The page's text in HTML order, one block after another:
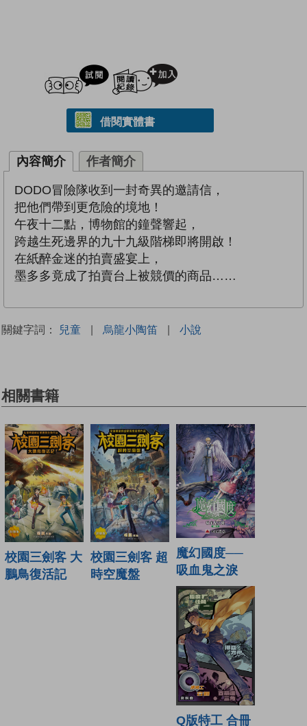
試閲
借閱實體書
內容簡介 作者簡介
DODO冒險隊收到一封奇異的邀請信，
把他們帶到更危險的境地！
午夜十二點，博物館的鐘聲響起，
跨越生死邊界的九十九級階梯即將開啟！
在紙醉金迷的拍賣盛宴上，
墨多多竟成了拍賣台上被競價的商品……
關鍵字詞： 兒童 | 烏龍小陶笛 | 小說
相關書籍
校園三劍客 大
鵬鳥復活記
校園三劍客 超
時空魔盤
魔幻國度──
吸血鬼之淚
Q版特工 合冊